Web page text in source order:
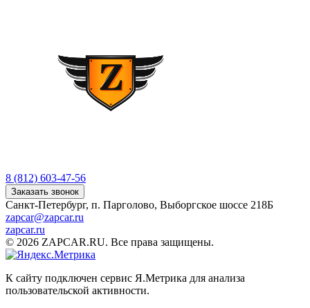
8 (812) 603-47-56
Заказать звонок
Санкт-Петербург, п. Парголово, Выборгское шоссе 218Б
zapcar@zapcar.ru
zapcar.ru
© 2026 ZAPCAR.RU. Все права защищены.
К сайту подключен сервис Я.Метрика для анализа
пользовательской активности.